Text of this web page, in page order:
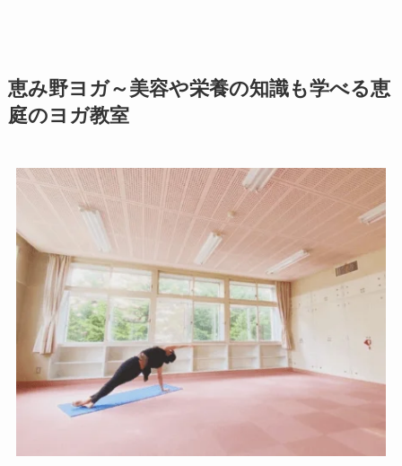
恵み野ヨガ～美容や栄養の知識も学べる恵
庭のヨガ教室